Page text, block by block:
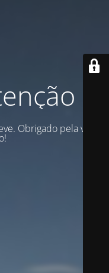
Obrigado pela vossa